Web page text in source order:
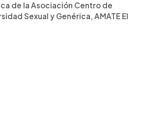
de la Asociación Centro de
Sexual y Genérica, AMATE El